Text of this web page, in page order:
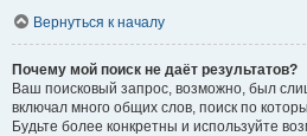
Вернуться к началу
Почему мой поиск не даёт результатов?
Ваш поисковый запрос, возможно, был
включал много общих слов, поиск по
Будьте более конкретны и используйте